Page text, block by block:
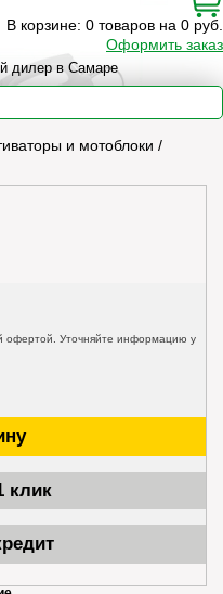
В корзине: 0 товаров на 0 руб.
Оформить заказ
дилер в Самаре
и мотоблоки /
офертой. Уточняйте информацию у
клик